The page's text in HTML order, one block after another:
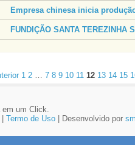
Empresa chinesa inicia
FUNDIÇÃO SANTA
1 2… 7 8 9 10 11 12 13 14 15
um Click.
Termo de Uso| Desenvolvido por